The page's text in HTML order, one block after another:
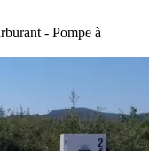
- Pompe à